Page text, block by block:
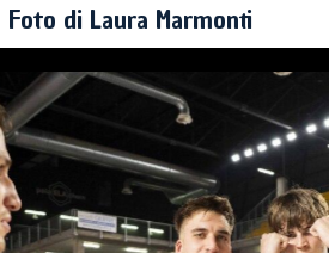
Foto di Laura Marmonti